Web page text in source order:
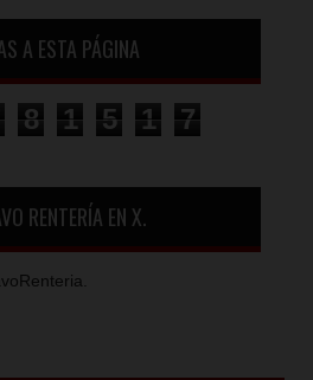
A ESTA PÁGINA
8 1 5 1 7
RENTERÍA EN X.